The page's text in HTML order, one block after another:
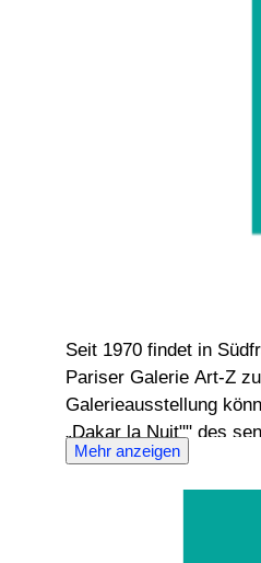
Seit 1970 findet in
Pariser Galerie Art-Z
Galerieausstellung
„Dakar la Nuit"" des
Mehr anzeigen